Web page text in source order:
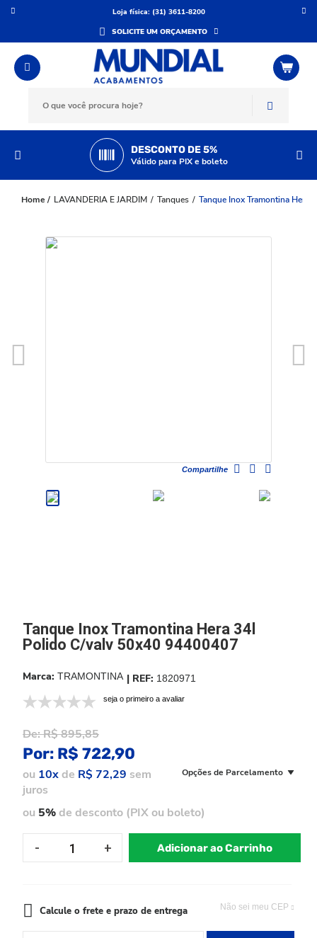
Loja física: (31) 3611-8200
SOLICITE UM ORÇAMENTO
DESCONTO DE 5%
Válido para PIX e boleto
LAVANDERIA E JARDIM Tanques Tanque Inox Tramontina
Compartilhe
Tanque Inox Tramontina Hera 34l
Polido C/valv 50x40 94400407
TRAMONTINA 1820971
seja o primeiro a avaliar
De:R$ 895,85
Por: R$ 722,90
ou 10xde R$ 72,29 sem
juros
Opções de Parcelamento
ou 5%de desconto (PIX ou boleto)
Adicionar ao Carrinho
Calcule o frete e prazo de entrega Não sei meu CEP